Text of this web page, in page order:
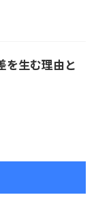
を生む理由と